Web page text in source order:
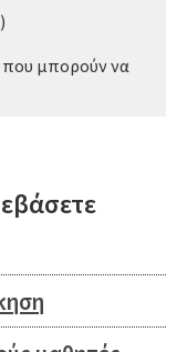
που μπορούν να